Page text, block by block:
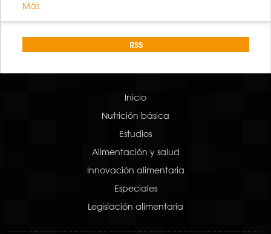
Más
RSS
Inicio
Nutrición básica
Estudios
Alimentación y salud
Innovación alimentaria
Especiales
Legislación alimentaria